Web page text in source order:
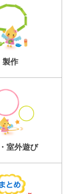
製作
室外遊び